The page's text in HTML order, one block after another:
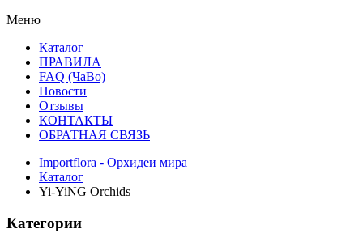
Меню
Каталог
ПРАВИЛА
FAQ (ЧаВо)
Новости
Отзывы
КОНТАКТЫ
ОБРАТНАЯ СВЯЗЬ
Importflora - Орхидеи мира
Каталог
Yi-YiNG Orchids
Категории